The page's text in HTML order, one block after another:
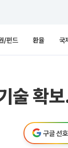
/펀드 환율 국
술 확
구글 선